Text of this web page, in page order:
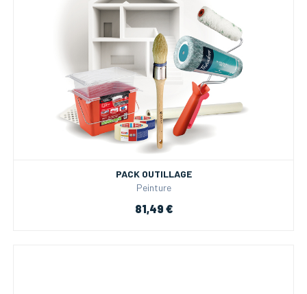
PACK OUTILLAGE
Peinture
81,49 €